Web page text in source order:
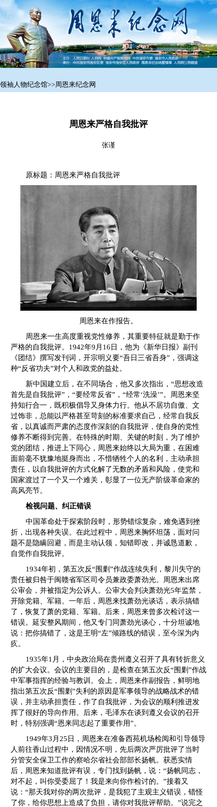
领袖人物纪念馆>>周恩来纪念网
周恩来严格自我批评
张谨
原标题：周恩来严格自我批评
周恩来在作报告。
周恩来一生高度重视党性修养，其重要特征就是勤于作
严格的自我批评。1942年9月16日，他为《新华日报》副刊
《团结》撰写发刊词，开宗明义要“吾日三省吾身”，强调这
种“反省功夫”对个人和政党的益处。
新中国建立后，在不同场合，他又多次指出，“思想改造
首先是自我批评”，“要经常反省”，“经常‘洗澡’”。周恩来坚
持知行合一，既积极倡导又身体力行。他从不居功自傲、文
过饰非，总能以严格甚至苛刻的标准要求自己，经常自我反
省，以真诚而严肃的态度作深刻的自我批评，使自身的党性
修养不断得到完善。在特殊的时期、关键的时刻，为了维护
党的团结，推进上下同心，周恩来始终以大局为重，在困难
面前毫不犹豫地挺身而出，不惜牺牲个人的名利，主动承担
责任，以自我批评的方式化解了无数的矛盾和风险，使党和
国家渡过了一个又一个难关，彰显了一位无产阶级革命家的
高风亮节。
检视问题、纠正错误
中国革命处于探索阶段时，形势错综复杂，难免遇到挫
折，出现各种失误。在此过程中，周恩来胸怀坦荡，面对问
题不是隐瞒回避，而是主动认领，知错即改，并诚恳道歉，
自觉作自我批评。
1934年初，第五次反“围剿”作战连续失利，黎川失守的
责任被归咎于闽赣省军区司令员兼政委萧劲光。周恩来出席
公审会，并被指定为公诉人。公审大会判决萧劲光5年监禁，
开除党籍、军籍。一年后，周恩来找萧劲光谈话，表示搞错
了，恢复了萧的党籍、军籍。后来，周恩来曾多次检讨这一
错误。延安整风期间，他又专门同萧劲光谈心，十分坦诚地
说：把你搞错了，这是王明“左”倾路线的错误，至今深为内
疚。
1935年1月，中央政治局在贵州遵义召开了具有转折意义
的扩大会议。会议的主要目的，是检查在第五次反“围剿”作战
中军事指挥的经验与教训。会上，周恩来作副报告，鲜明地
指出第五次反“围剿”失利的原因是军事领导的战略战术的错
误，并主动承担责任，作了自我批评，为会议的顺利推进发
挥了很好的导向作用。后来，毛泽东在谈到遵义会议的召开
时，特别强调“恩来同志起了重要作用”。
1949年3月25日，周恩来在准备西苑机场检阅和引导领导
人前往香山过程中，因情况不明，先后两次严厉批评了当时
分管安全保卫工作的察哈尔省社会部部长扬帆。获悉实情
后，周恩来知道批评有误，专门找到扬帆，说：“扬帆同志，
对不起，叫你受委屈了！我是来向你作检讨的。”接着又
说：“那天我对你的两次批评，是我犯了主观主义错误，错怪
了你，给你思想上造成了负担，请你对我批评帮助。”说完之